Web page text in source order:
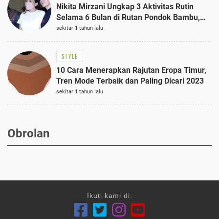
Nikita Mirzani Ungkap 3 Aktivitas Rutin
Selama 6 Bulan di Rutan Pondok Bambu,
Terungkap!
sekitar 1 tahun lalu
STYLE
10 Cara Menerapkan Rajutan Eropa Timur,
Tren Mode Terbaik dan Paling Dicari 2023
sekitar 1 tahun lalu
Obrolan
Ikuti kami di: